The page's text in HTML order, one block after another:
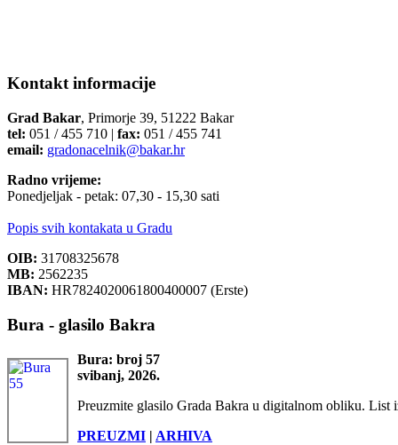
Kontakt informacije
Grad Bakar, Primorje 39, 51222 Bakar
tel: 051 / 455 710 | fax: 051 / 455 741
email: gradonacelnik@bakar.hr
Radno vrijeme:
Ponedjeljak - petak: 07,30 - 15,30 sati
Popis svih kontakata u Gradu
OIB: 31708325678
MB: 2562235
IBAN: HR7824020061800400007 (Erste)
Bura - glasilo Bakra
Bura: broj 57
svibanj, 2026.
Preuzmite glasilo Grada Bakra u digitalnom obliku. List
PREUZMI | ARHIVA